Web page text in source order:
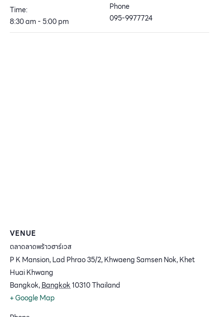
Time:
8:30 am - 5:00 pm
Phone
095-9977724
VENUE
ตลาดลาดพร้าวฮาร์เวส
P K Mansion, Lad Phrao 35/2, Khwaeng Samsen Nok, Khet
Huai Khwang
Bangkok,Bangkok10310Thailand
+ Google Map